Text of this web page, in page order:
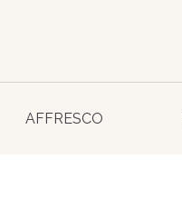
AFFRESCO